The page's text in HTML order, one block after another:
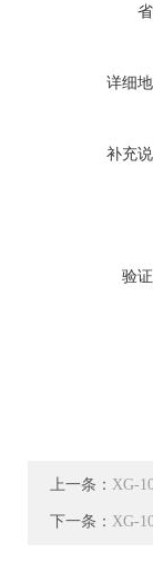
详细
补充
验
上一条： XG-
下一条： XG-